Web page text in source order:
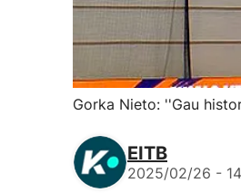
Gorka Nieto: ''Gau
EITB
2025/02/26 -